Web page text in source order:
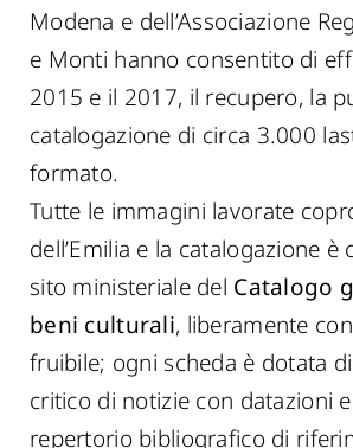
Modena e dell’Associazione
e Monti hanno consentito di
2015 e il 2017, il recupero, la
catalogazione di circa 3.000
formato.
Tutte le immagini lavorate
dell’Emilia e la catalogazione è
sito ministeriale del Catalogo
beni culturali, liberamente
fruibile; ogni scheda è dotata
critico di notizie con datazioni
repertorio bibliografico di